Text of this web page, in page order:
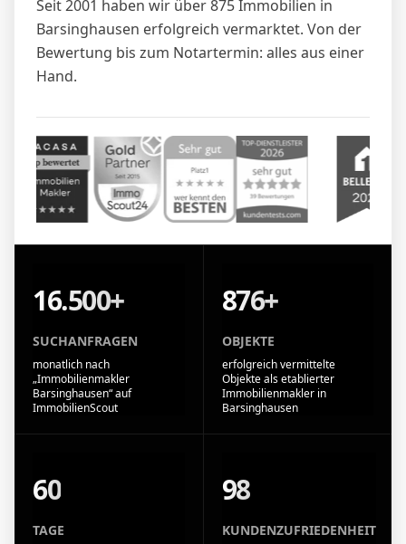
Seit 2001 haben wir über 875 Immobilien in
Barsinghausen erfolgreich vermarktet. Von der
Bewertung bis zum Notartermin: alles aus einer
Hand.
16.500+
SUCHANFRAGEN
monatlich nach
„Immobilienmakler
Barsinghausen“ auf
ImmobilienScout
876+
OBJEKTE
erfolgreich vermittelte
Objekte als etablierter
Immobilienmakler in
Barsinghausen
60
TAGE
98
KUNDENZUFRIEDENHEIT